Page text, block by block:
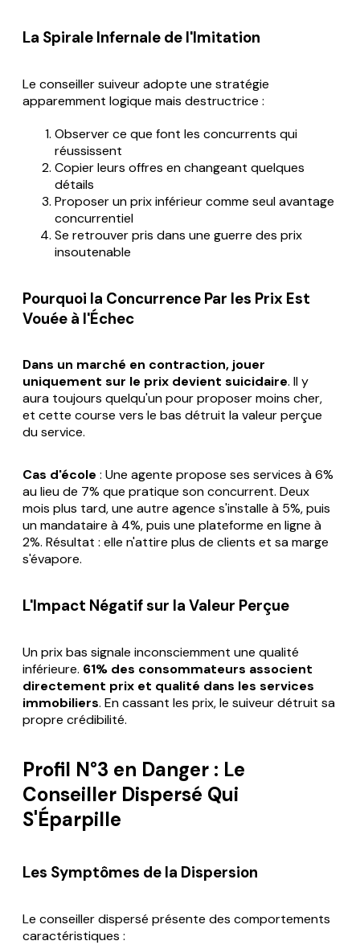
La Spirale Infernale de l'Imitation
Le conseiller suiveur adopte une stratégie
apparemment logique mais destructrice :
Observer ce que font les concurrents qui
réussissent
Copier leurs offres en changeant quelques
détails
Proposer un prix inférieur comme seul avantage
concurrentiel
Se retrouver pris dans une guerre des prix
insoutenable
Pourquoi la Concurrence Par les Prix Est
Vouée à l'Échec
Dans un marché en contraction, jouer
uniquement sur le prix devient suicidaire. Il y
aura toujours quelqu'un pour proposer moins cher,
et cette course vers le bas détruit la valeur perçue
du service.
Cas d'école : Une agente propose ses services à 6%
au lieu de 7% que pratique son concurrent. Deux
mois plus tard, une autre agence s'installe à 5%, puis
un mandataire à 4%, puis une plateforme en ligne à
2%. Résultat : elle n'attire plus de clients et sa marge
s'évapore.
L'Impact Négatif sur la Valeur Perçue
Un prix bas signale inconsciemment une qualité
inférieure. 61% des consommateurs associent
directement prix et qualité dans les services
immobiliers. En cassant les prix, le suiveur détruit sa
propre crédibilité.
Profil N°3 en Danger : Le
Conseiller Dispersé Qui
S'Éparpille
Les Symptômes de la Dispersion
Le conseiller dispersé présente des comportements
caractéristiques :